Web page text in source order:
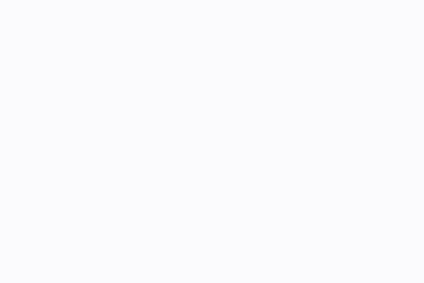
супермаркетом,
автомойка.
где есть ТЦ, фитнес-центры,